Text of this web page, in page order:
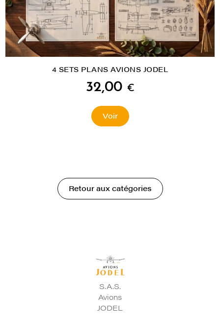
4 SETS PLANS AVIONS JODEL
32,00 €
Voir
Retour aux catégories
S.A.S.
Avions
JODEL